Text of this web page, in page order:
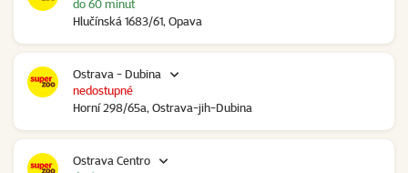
Hlučínská 1683/61, Opava
do 60 minut
Ostrava - Dubina
Horní 298/65a, Ostrava-jih-Dubina
nedostupné
Ostrava Centro